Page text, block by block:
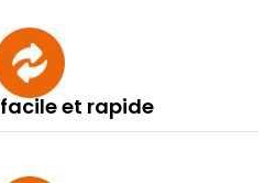
et rapide